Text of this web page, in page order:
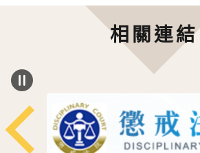
相關連結